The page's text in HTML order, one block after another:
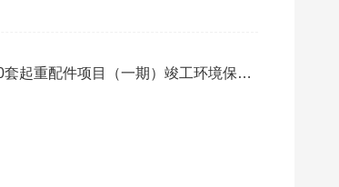
起重配件项目（一期）竣工环境保护